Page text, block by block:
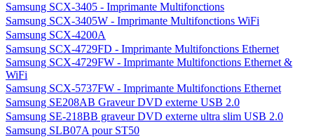
Samsung SCX-3405 - Imprimante Multifonctions
Samsung SCX-3405W - Imprimante Multifonctions WiFi
Samsung SCX-4200A
Samsung SCX-4729FD - Imprimante Multifonctions Ethernet
Samsung SCX-4729FW - Imprimante Multifonctions Ethernet &
WiFi
Samsung SCX-5737FW - Imprimante Multifonctions Ethernet
Samsung SE208AB Graveur DVD externe USB 2.0
Samsung SE-218BB graveur DVD externe ultra slim USB 2.0
Samsung SLB07A pour ST50